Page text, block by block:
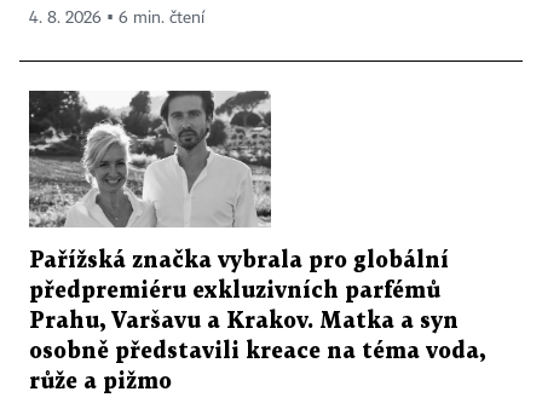
4. 8. 2026 ▪ 6 min. čtení
Pařížská značka vybrala pro globální
předpremiéru exkluzivních parfémů
Prahu, Varšavu a Krakov. Matka a syn
osobně představili kreace na téma voda,
růže a pižmo